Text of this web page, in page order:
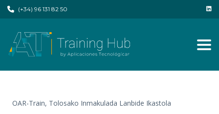
(+34) 96 131 82 50
OAR-Train, Tolosako Inmakulada Lanbide Ikastola